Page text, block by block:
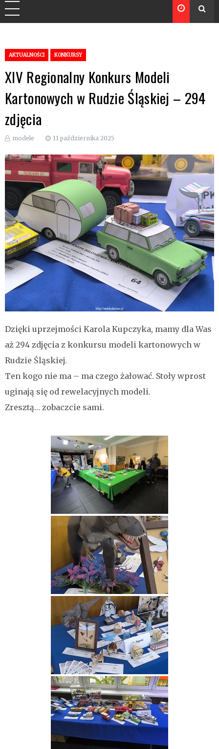
AKTUALNOŚCI KONKURSY
XIV Regionalny Konkurs Modeli
Kartonowych w Rudzie Śląskiej – 294
zdjęcia
modele 11 października 2025
Dzięki uprzejmości Karola Kupczyka, mamy dla Was
aż 294 zdjęcia z konkursu modeli kartonowych w
Rudzie Śląskiej.
Ten kogo nie ma – ma czego żałować. Stoły wprost
uginają się od rewelacyjnych modeli.
Zresztą… zobaczcie sami.